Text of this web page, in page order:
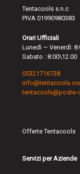
Tentacools s.n.c
PIVA 01990980383
Orari Ufficiali
Lunedì — Venerdì:
Sabato : 8:00\12.00
05321716738
tentacools@poste-
Offerte Tentacools
Servizi per Aziende